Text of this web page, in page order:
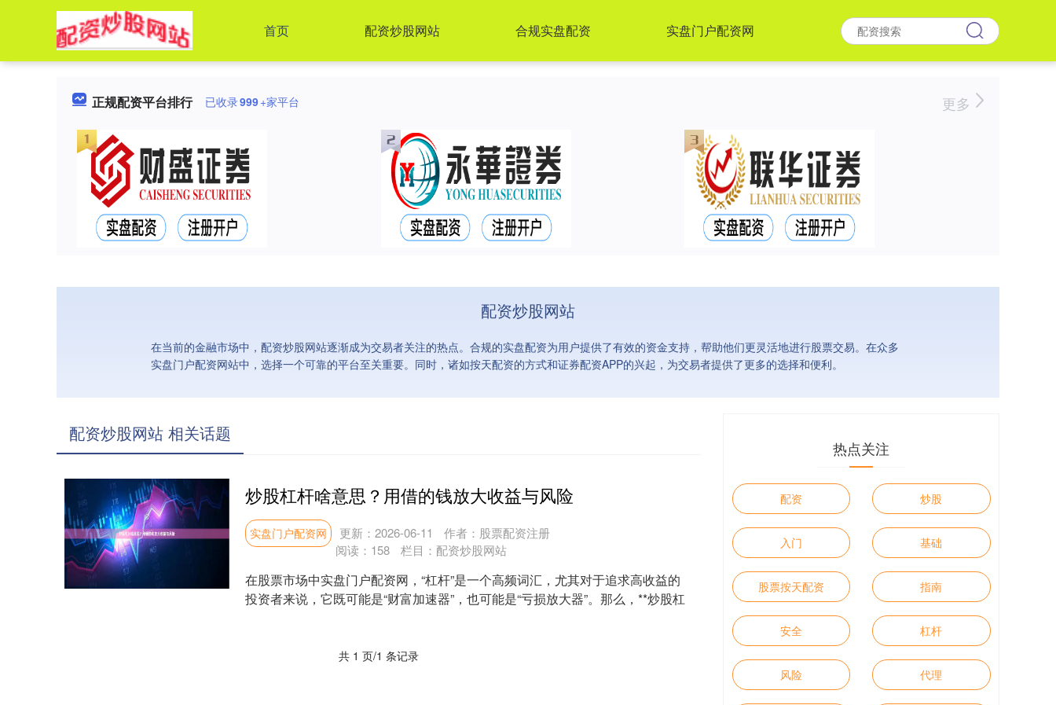
首页 配资炒股网站 合规实盘配资 实盘门户配资网
正规配资平台排行 已收录999+家平台 更多
配资炒股网站
在当前的金融市场中，配资炒股网站逐渐成为交易者关注的热点。合规的实盘配资为用户提供了有效的资金支持，帮助他们更灵活地进行股票交易。在众多
实盘门户配资网站中，选择一个可靠的平台至关重要。同时，诸如按天配资的方式和证券配资APP的兴起，为交易者提供了更多的选择和便利。
配资炒股网站 相关话题
炒股杠杆啥意思？用借的钱放大收益与风险
实盘门户配资网 更新：2026-06-11
作者：股票配资注册
阅读： 158 栏目： 配资炒股网站
在股票市场中实盘门户配资网，“杠杆”是一个高频词汇，尤其对于追求高收益的
投资者来说，它既可能是“财富加速器”，也可能是“亏损放大器”。那么，**炒股杠
共 1 页/1 条记录
热点关注
配资 炒股
入门 基础
股票按天配资 指南
安全 杠杆
风险 代理